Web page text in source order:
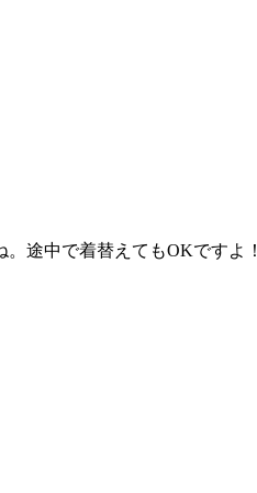
途中で着替えてもOKですよ！